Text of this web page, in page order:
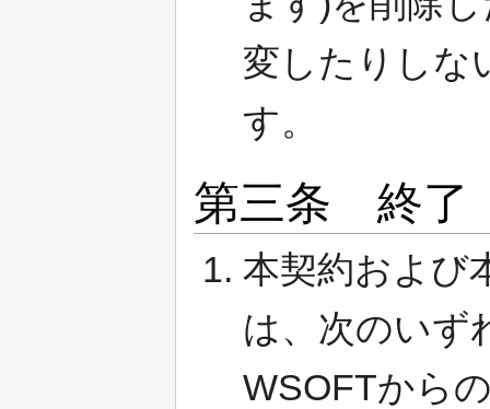
変したりしな
す。
第三条 終了
本契約および
は、次のいず
WSOFTから